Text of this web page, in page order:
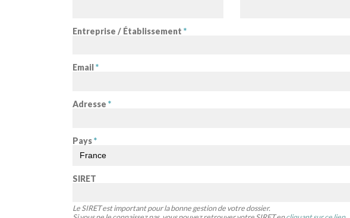
Entreprise / Établissement *
Email*
Adresse *
Pays*
SIRET
Le SIRET est important pour la bonne gestion de votre dossier.